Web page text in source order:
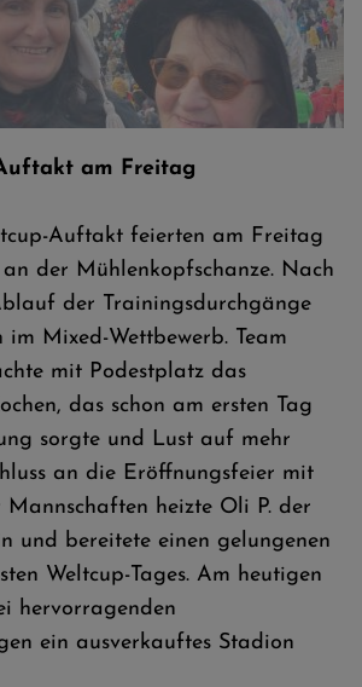
mit ihrer Freundin Barbara Überweise - Foto
am Freitag
Auftakt feierten am Freitag
der Mühlenkopfschanze. Nach
der Trainingsdurchgänge
im Mixed-Wettbewerb. Team
mit Podestplatz das
das schon am ersten Tag
sorgte und Lust auf mehr
an die Eröffnungsfeier mit
heizte Oli P. der
und bereitete einen gelungenen
Weltcup-Tages. Am heutigen
hervorragenden
ein ausverkauftes Stadion